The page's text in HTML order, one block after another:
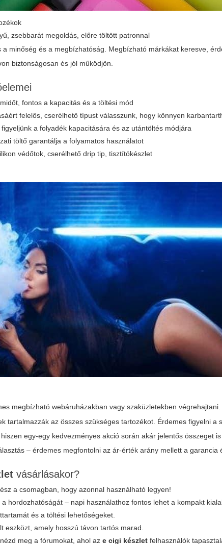
zsebbarát megoldás, előre töltött patronnal
a minőség és a megbízhatóság. Megbízható márkákat keresve,
biztonságosan és jól működjön.
fontos a kapacitás és a töltési mód
felelős, cserélhető típust válasszunk, hogy könnyen
a folyadék kapacitására és az utántöltés módjára
töltő garantálja a folyamatos használatot
védőtok, cserélhető drip tip, tisztítókészlet
megbízható webáruházakban vagy szaküzletekben
tartalmazzák az összes szükséges tartozékot. Érdemes figyelni a
egy-egy kedvezményes akció során akár jelentős összeget
– érdemes megfontolni az ár-érték arány mellett a garancia
vásárlásakor?
a csomagban, hogy azonnal használható legyen!
hordozhatóságát – napi használathoz fontos lehet a kompakt
és a töltési lehetőségeket.
eszközt, amely hosszú távon tartós marad.
meg a fórumokat, ahol aze cigi készlet felhasználók